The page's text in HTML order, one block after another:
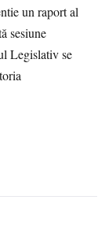
un raport al
sesiune
Legislativ se